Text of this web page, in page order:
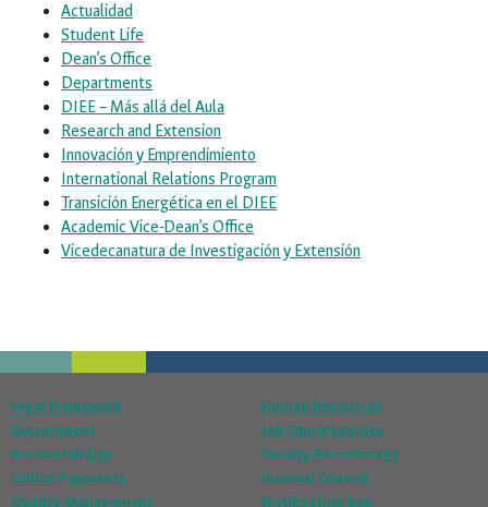
Actualidad
Student Life
Dean’s Office
Departments
DIEE – Más allá del Aula
Research and Extension
Innovación y Emprendimiento
International Relations Program
Transición Energética en el DIEE
Academic Vice-Dean’s Office
Vicedecanatura de Investigación y Extensión
Legal Framework
Recruitment
Accountability
Online Payments
Quality Management
Human Resources
Job Opportunities
Faculty Recruitment
Internal Control
Notification box